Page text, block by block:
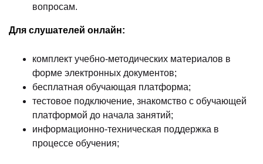
вопросам.
Для слушателей онлайн:
комплект учебно-методических материалов в
форме электронных документов;
бесплатная обучающая платформа;
тестовое подключение, знакомство с обучающей
платформой до начала занятий;
информационно-техническая поддержка в
процессе обучения;